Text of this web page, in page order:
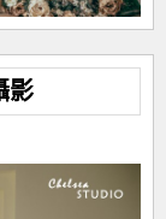
影